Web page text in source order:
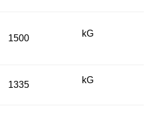
1500 kG
1335 kG